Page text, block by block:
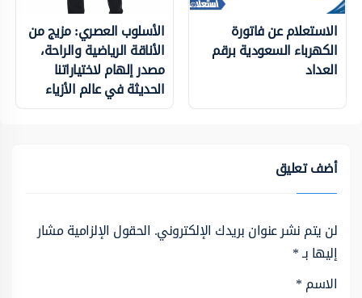
الاستعلام عن فاتورة
الكهرباء السعودية برقم
العداد
الأسلوب العصري: مزيج من
الأناقة الرياضية والراحة،
مصدر إلهام لاختياراتنا
الحديثة في عالم الأزياء
أضف تعليق
لن يتم نشر عنوان بريدك الإلكتروني. الحقول الإلزامية مشار
إليها بـ*
الاسم*